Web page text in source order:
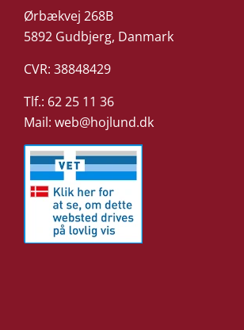
Ørbækvej 268B
5892 Gudbjerg, Danmark
CVR: 38848429
Tlf.: 62 25 11 36
Mail: web@hojlund.dk